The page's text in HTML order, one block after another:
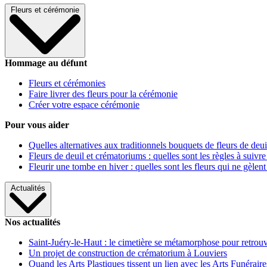
Fleurs et cérémonie
Hommage au défunt
Fleurs et cérémonies
Faire livrer des fleurs pour la cérémonie
Créer votre espace cérémonie
Pour vous aider
Quelles alternatives aux traditionnels bouquets de fleurs de
Fleurs de deuil et crématoriums : quelles sont les règles à
Fleurir une tombe en hiver : quelles sont les fleurs qui ne gèlent
Actualités
Nos actualités
Saint-Juéry-le-Haut : le cimetière se métamorphose pour
Un projet de construction de crématorium à Louviers
Quand les Arts Plastiques tissent un lien avec les Arts